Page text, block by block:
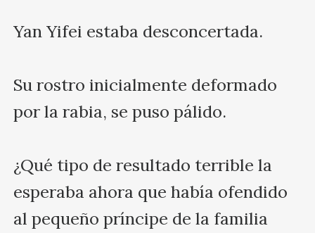
Yan Yifei estaba desconcertada.
Su rostro inicialmente deformado
por la rabia, se puso pálido.
¿Qué tipo de resultado terrible la
esperaba ahora que había ofendido
al pequeño príncipe de la familia